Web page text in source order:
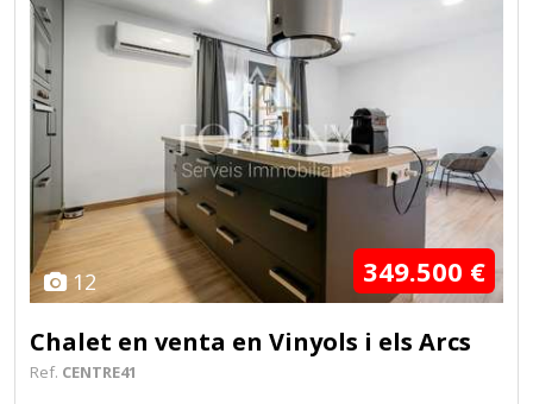
12 349.500 €
Chalet en venta en Vinyols i els Arcs
Ref. CENTRE41